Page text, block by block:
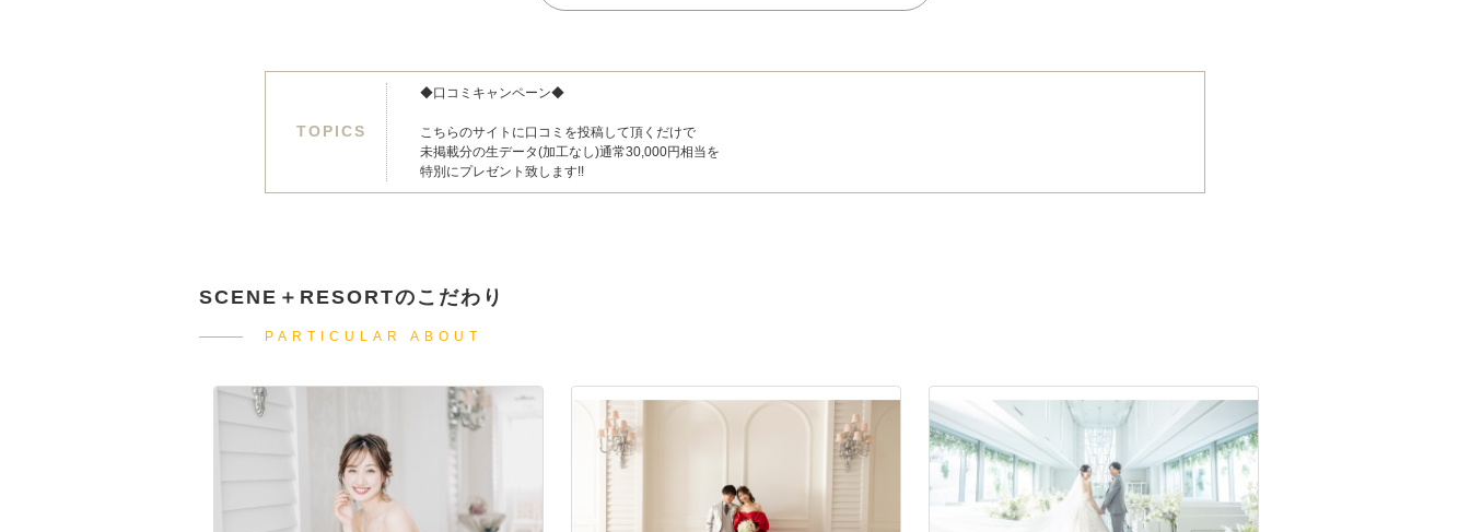
TOPICS
◆口コミキャンペーン◆
こちらのサイトに口コミを投稿して頂くだけで
未掲載分の生データ(加工なし)通常30,000円相当を
特別にプレゼント致します!!
SCENE＋RESORTのこだわり
PARTICULAR ABOUT